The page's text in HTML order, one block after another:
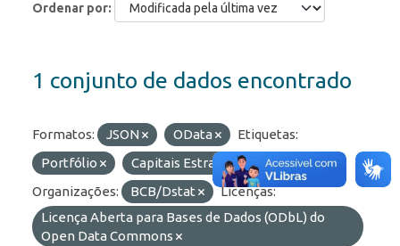
Ordenar por
1 conjunto de dados encontrado
Formatos: JSON OData
Etiquetas:
Portfólio
Capitais Estrangeiros
IED
Organizações:
BCB/Dstat
Licenças:
Licença Aberta para Bases de Dados (ODbL) do
Open Data Commons